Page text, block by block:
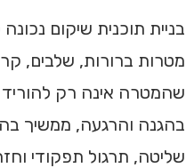
בניית תוכנית שיקום
מטרות ברורות, שלבים,
שהמטרה אינה רק
בהגנה והרגעה, ממשיך
שליטה, תרגול תפקודי